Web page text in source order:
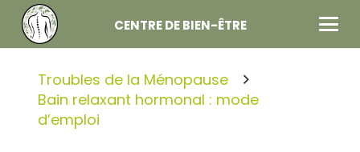
CENTRE DE BIEN-ÊTRE
Troubles de la Ménopause
Bain relaxant hormonal : mode
d’emploi